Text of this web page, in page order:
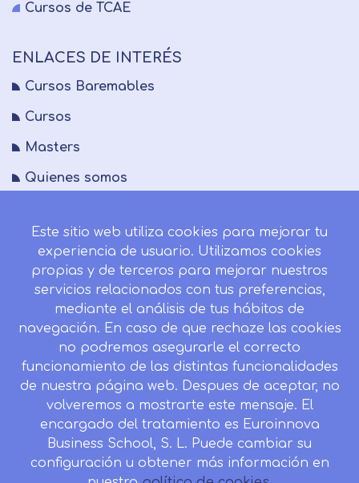
Cursos de TCAE
ENLACES DE INTERÉS
Cursos Baremables
Cursos
Masters
Quienes somos
Blog
Mapa del sitio
Desistir contrato aquí
CONTACTO
Camino de la Torrecilla N.º 30 EDIFICIO EDUCA
EDTECH, C.P. 18.200, Maracena (Granada)
958 050 746
Horario de atención al cliente:
Este sitio web utiliza cookies para mejorar tu
experiencia de usuario. Utilizamos cookies
propias y de terceros para mejorar nuestros
servicios relacionados con tus preferencias,
mediante el análisis de tus hábitos de
navegación. En caso de que rechaze las cookies
no podremos asegurarle el correcto
funcionamiento de las distintas funcionalidades
de nuestra página web. Despues de aceptar, no
volveremos a mostrarte este mensaje. El
encargado del tratamiento es Euroinnova
Business School, S. L. Puede cambiar su
configuración u obtener más información en